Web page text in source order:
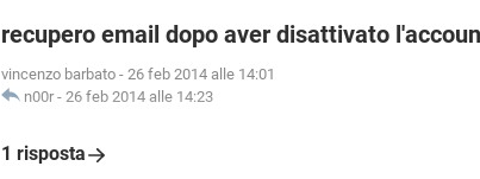
recupero email dopo aver disattivato
vincenzo barbato - 26 feb 2014 alle 14:01
n00r - 26 feb 2014 alle 14:23
1 risposta